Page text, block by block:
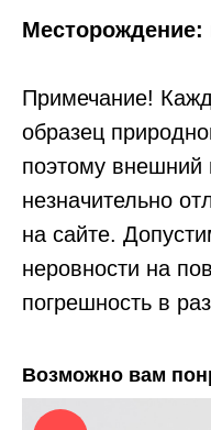
Месторождение:
Примечание!
образец
поэтому внешний
незначительно
на сайте.
неровности на
погрешность в
Возможно вам